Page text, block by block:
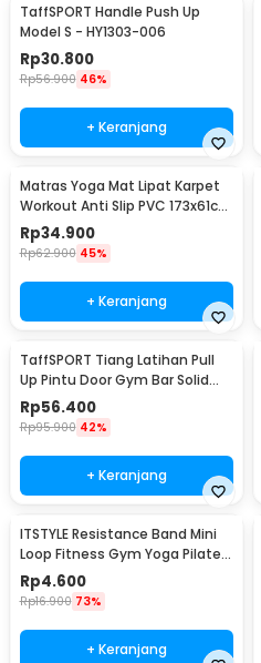
TaffSPORT Handle Push Up
Model S - HY1303-006
Rp30.800
Rp56.900 46%
+ Keranjang
Matras Yoga Mat Lipat Karpet
Workout Anti Slip PVC 173x61cm
- Q4
Rp34.900
Rp62.900 45%
+ Keranjang
TaffSPORT Tiang Latihan Pull
Up Pintu Door Gym Bar Solid
Grip 62-100cm - HW139501
Rp56.400
Rp95.900 42%
+ Keranjang
ITSTYLE Resistance Band Mini
Loop Fitness Gym Yoga Pilates
Latex - ITS05
Rp4.600
Rp16.900 73%
+ Keranjang